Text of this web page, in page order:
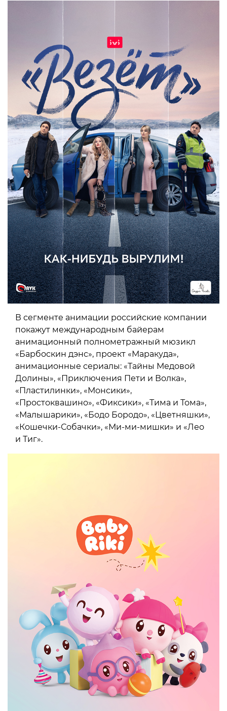
В сегменте анимации российские компании
покажут международным байерам
анимационный полнометражный мюзикл
«Барбоскин дэнс», проект «Маракуда»,
анимационные сериалы: «Тайны Медовой
Долины», «Приключения Пети и Волка»,
«Пластилинки», «Монсики»,
«Простоквашино», «Фиксики», «Тима и Тома»,
«Малышарики», «Бодо Бородо», «Цветняшки»,
«Кошечки-Собачки», «Ми-ми-мишки» и «Лео
и Тиг».